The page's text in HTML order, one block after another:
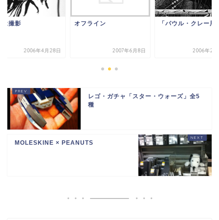
は撮影
2006年4月28日
オフライン
2007年6月8日
「パウル・クレー展
2006年2
レゴ・ガチャ「スター・ウォーズ」全5
種
MOLESKINE × PEANUTS